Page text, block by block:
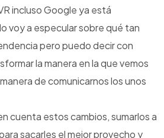
incluso Google ya está
voy a especular sobre qué tan
pero puedo decir con
la manera en la que vemos
de comunicarnos los unos
cuenta estos cambios, sumarlos a
sacarles el mejor provecho y